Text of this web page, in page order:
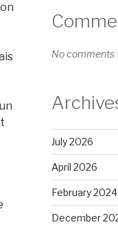
No comments
July 2026
April 2026
February 2024
December